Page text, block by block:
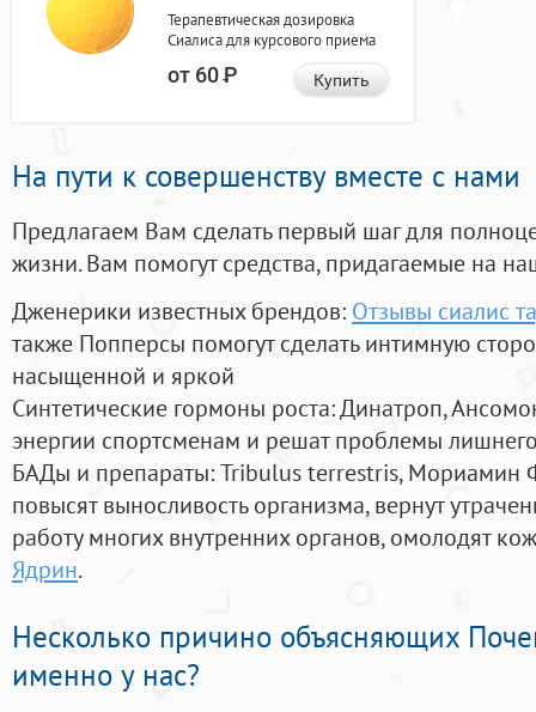
Терапевтическая дозировка
Сиалиса для курсового приема
от 60Р Купить
На пути к совершенству вместе с нами
Предлагаем Вам сделать первый шаг для
жизни. Вам помогут средства, придагаемые на
Дженерики известных брендов: Отзывы сиалис
также Попперсы помогут сделать интимную
насыщенной и яркой
Синтетические гормоны роста: Динатроп,
энергии спортсменам и решат проблемы
БАДы и препараты:Tribulus terrestris, Мориамин
повысят выносливость организма, вернут
работу многих внутренних органов, омолодят
Ядрин.
Несколько причино объясняющих
именно у нас?